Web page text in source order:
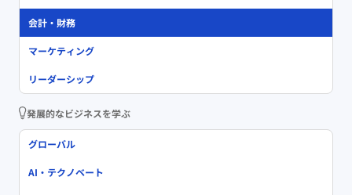
会計・財務
マーケティング
リーダーシップ
発展的なビジネスを学ぶ
グローバル
AI・テクノベート